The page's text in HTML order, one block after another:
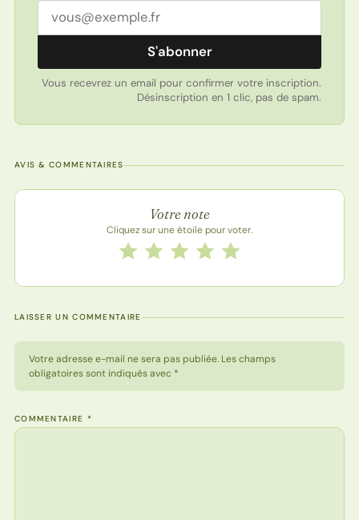
Adresse email
S'abonner
Vous recevrez un email pour confirmer votre inscription.
Désinscription en 1 clic, pas de spam.
AVIS & COMMENTAIRES
Note de la recette
Votre note
Cliquez sur une étoile pour voter.
Notez cette recette de 1 à 5 étoiles
5 étoiles
4 étoiles
3 étoiles
2 étoiles
1 étoile
LAISSER UN COMMENTAIRE
Votre adresse e-mail ne sera pas publiée. Les champs
obligatoires sont indiqués avec *
COMMENTAIRE *